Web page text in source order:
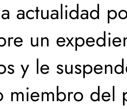
actualidad
un
y le
miembro del